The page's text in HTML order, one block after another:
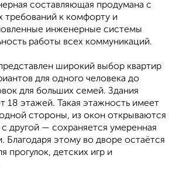
составляющая продумана с
требований к комфорту и
инженерные системы
работы всех коммуникаций.
широкий выбор квартир
для одного человека до
для больших семей. Здания
18 этажей. Такая этажность имеет
стороны, из окон открываются
другой — сохраняется умеренная
Благодаря этому во дворе остаётся
прогулок, детских игр и